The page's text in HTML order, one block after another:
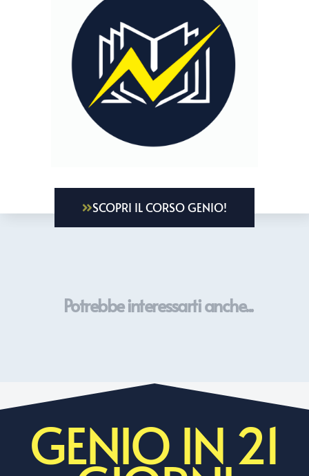
SCOPRI IL CORSO GENIO!
Potrebbe interessarti anche...
GENIO IN 21